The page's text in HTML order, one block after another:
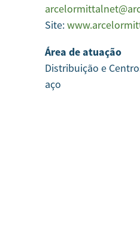
Site:
Área de atuação
Distribuição e
aço